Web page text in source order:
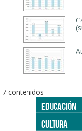
7 contenidos
EDUCACIÓN
CULTURA